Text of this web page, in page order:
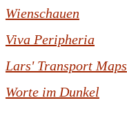
Wienschauen
Viva Peripheria
Lars' Transport Maps
Worte im Dunkel